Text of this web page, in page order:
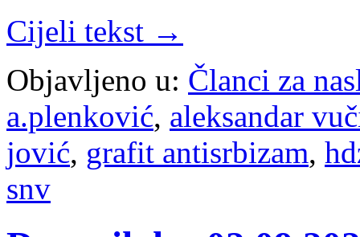
Cijeli tekst →
Objavljeno u: Članci za
a.plenković, aleksandar
jović, grafit antisrbizam,
snv